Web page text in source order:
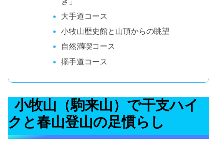
大手道コース
小牧山歴史館と山頂からの眺望
自然満喫コース
搦手道コース
小牧山（駒来山）で干支ハイ
クと春山登山の足慣らし